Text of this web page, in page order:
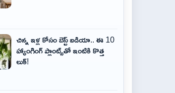
చిన్న ఇళ్ల కోసం బెస్ట్ ఐడియా.. ఈ 10
హ్యాంగింగ్ ప్లాంట్స్‌తో ఇంటికి కొత్త
లుక్!